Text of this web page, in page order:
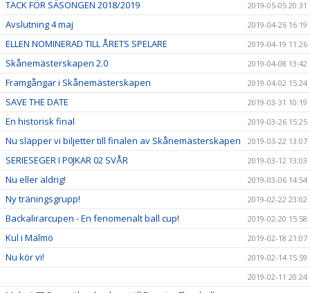
TACK FÖR SÄSONGEN 2018/2019 2019-05-05 20:31
Avslutning 4 maj 2019-04-26 16:19
ELLEN NOMINERAD TILL ÅRETS SPELARE 2019-04-19 11:26
Skånemästerskapen 2.0 2019-04-08 13:42
Framgångar i Skånemästerskapen 2019-04-02 15:24
SAVE THE DATE 2019-03-31 10:19
En historisk final 2019-03-26 15:25
Nu släpper vi biljetter till finalen av Skånemästerskapen 2019-03-22 13:07
SERIESEGER I P0JKAR 02 SVÅR 2019-03-12 13:03
Nu eller aldrig! 2019-03-06 14:54
Ny träningsgrupp! 2019-02-22 23:02
Backalirarcupen - En fenomenalt ball cup! 2019-02-20 15:58
Kul i Malmö 2019-02-18 21:07
Nu kör vi!
2019-02-14 15:59
2019-02-11 20:24